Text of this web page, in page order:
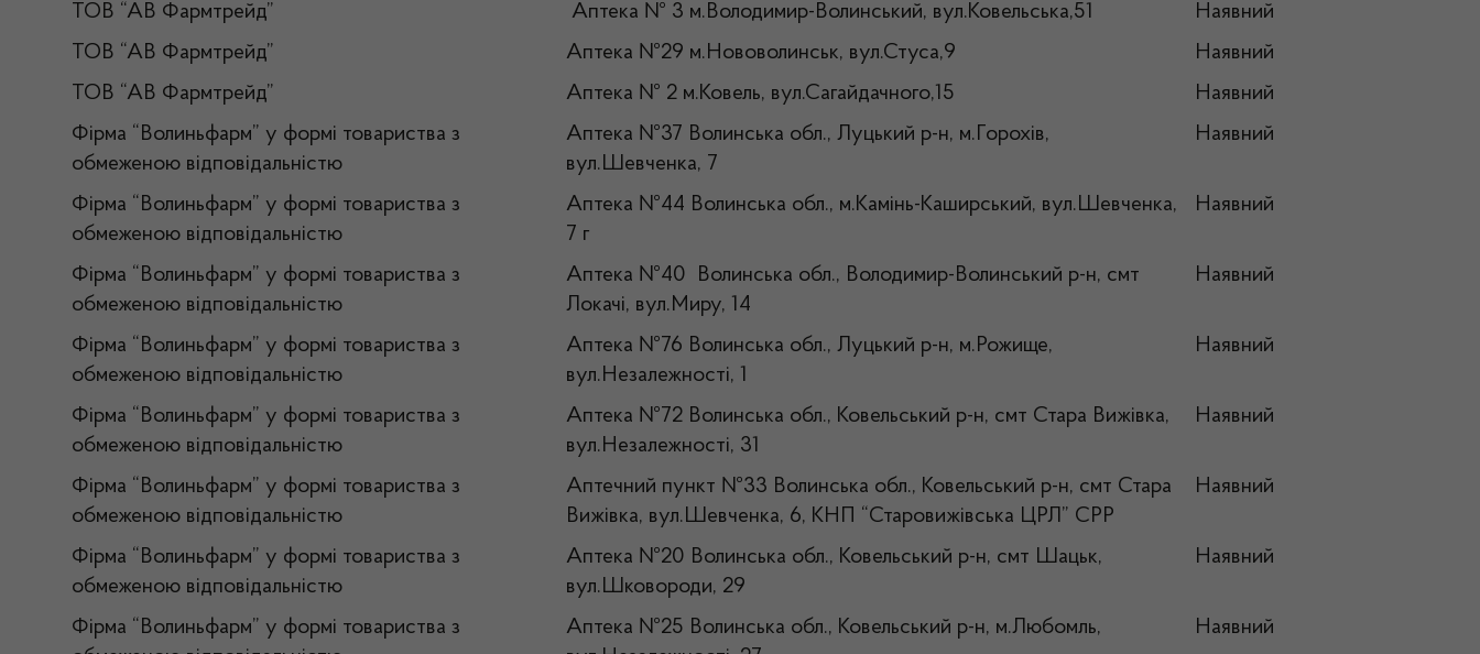
ТОВ “АВ Фармтрейд”
Аптека № 3 м.Володимир-Волинський, вул.Ковельська,51
Наявний
ТОВ “АВ Фармтрейд”
Аптека №29 м.Нововолинськ, вул.Стуса,9
Наявний
ТОВ “АВ Фармтрейд”
Аптека № 2 м.Ковель, вул.Сагайдачного,15
Наявний
Фірма “Волиньфарм” у формі товариства з
обмеженою відповідальністю
Аптека №37 Волинська обл., Луцький р-н, м.Горохів,
вул.Шевченка, 7
Наявний
Фірма “Волиньфарм” у формі товариства з
обмеженою відповідальністю
Аптека №44 Волинська обл., м.Камінь-Каширський, вул.Шевченка,
7 г
Наявний
Фірма “Волиньфарм” у формі товариства з
обмеженою відповідальністю
Аптека №40 Волинська обл., Володимир-Волинський р-н, смт
Локачі, вул.Миру, 14
Наявний
Фірма “Волиньфарм” у формі товариства з
обмеженою відповідальністю
Аптека №76 Волинська обл., Луцький р-н, м.Рожище,
вул.Незалежності, 1
Наявний
Фірма “Волиньфарм” у формі товариства з
обмеженою відповідальністю
Аптека №72 Волинська обл., Ковельський р-н, смт Стара Вижівка,
вул.Незалежності, 31
Наявний
Фірма “Волиньфарм” у формі товариства з
обмеженою відповідальністю
Аптечний пункт №33 Волинська обл., Ковельський р-н, смт Стара
Вижівка, вул.Шевченка, 6, КНП “Старовижівська ЦРЛ” СРР
Наявний
Фірма “Волиньфарм” у формі товариства з
обмеженою відповідальністю
Аптека №20 Волинська обл., Ковельський р-н, смт Шацьк,
вул.Шковороди, 29
Наявний
Фірма “Волиньфарм” у формі товариства з
Аптека №25 Волинська обл., Ковельський р-н, м.Любомль,
Наявний